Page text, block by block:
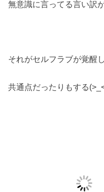
無意識に言ってる言い訳
それがセルフラブが覚醒
共通点だったりもする